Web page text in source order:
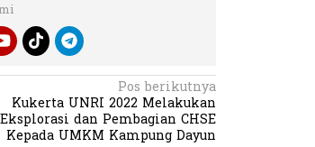
Pos berikutnya
Kukerta UNRI 2022 Melakukan
Eksplorasi dan Pembagian CHSE
Kepada UMKM Kampung Dayun